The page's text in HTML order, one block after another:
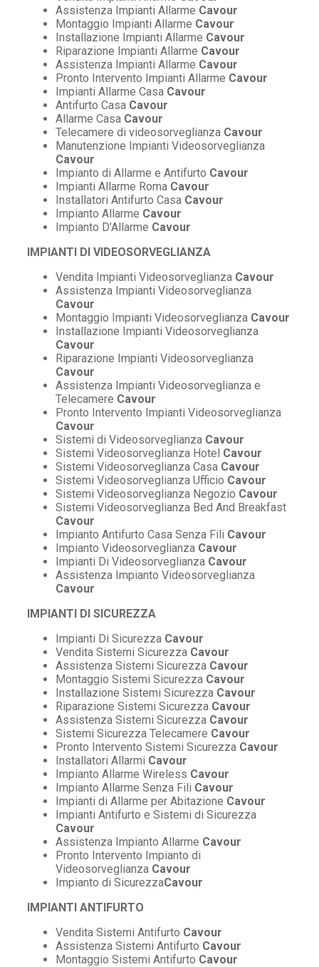
Assistenza Impianti Allarme Cavour
Montaggio Impianti Allarme Cavour
Installazione Impianti Allarme Cavour
Riparazione Impianti Allarme Cavour
Assistenza Impianti Allarme Cavour
Pronto Intervento Impianti Allarme Cavour
Impianti Allarme Casa Cavour
Antifurto Casa Cavour
Allarme Casa Cavour
Telecamere di videosorveglianza Cavour
Manutenzione Impianti Videosorveglianza
Cavour
Impianto di Allarme e Antifurto Cavour
Impianti Allarme Roma Cavour
Installatori Antifurto Casa Cavour
Impianto Allarme Cavour
Impianto D’Allarme Cavour
IMPIANTI DI VIDEOSORVEGLIANZA
Vendita Impianti Videosorveglianza Cavour
Assistenza Impianti Videosorveglianza
Cavour
Montaggio Impianti Videosorveglianza Cavour
Installazione Impianti Videosorveglianza
Cavour
Riparazione Impianti Videosorveglianza
Cavour
Assistenza Impianti Videosorveglianza e
Telecamere Cavour
Pronto Intervento Impianti Videosorveglianza
Cavour
Sistemi di Videosorveglianza Cavour
Sistemi Videosorveglianza Hotel Cavour
Sistemi Videosorveglianza Casa Cavour
Sistemi Videosorveglianza Ufficio Cavour
Sistemi Videosorveglianza Negozio Cavour
Sistemi Videosorveglianza Bed And Breakfast
Cavour
Impianto Antifurto Casa Senza Fili Cavour
Impianto Videosorveglianza Cavour
Impianti Di Videosorveglianza Cavour
Assistenza Impianto Videosorveglianza
Cavour
IMPIANTI DI SICUREZZA
Impianti Di Sicurezza Cavour
Vendita Sistemi Sicurezza Cavour
Assistenza Sistemi Sicurezza Cavour
Montaggio Sistemi Sicurezza Cavour
Installazione Sistemi Sicurezza Cavour
Riparazione Sistemi Sicurezza Cavour
Assistenza Sistemi Sicurezza Cavour
Sistemi Sicurezza Telecamere Cavour
Pronto Intervento Sistemi Sicurezza Cavour
Installatori Allarmi Cavour
Impianto Allarme Wireless Cavour
Impianto Allarme Senza Fili Cavour
Impianti di Allarme per Abitazione Cavour
Impianti Antifurto e Sistemi di Sicurezza
Cavour
Assistenza Impianto Allarme Cavour
Pronto Intervento Impianto di
Videosorveglianza Cavour
Impianto di SicurezzaCavour
IMPIANTI ANTIFURTO
Vendita Sistemi Antifurto Cavour
Assistenza Sistemi Antifurto Cavour
Montaggio Sistemi Antifurto Cavour